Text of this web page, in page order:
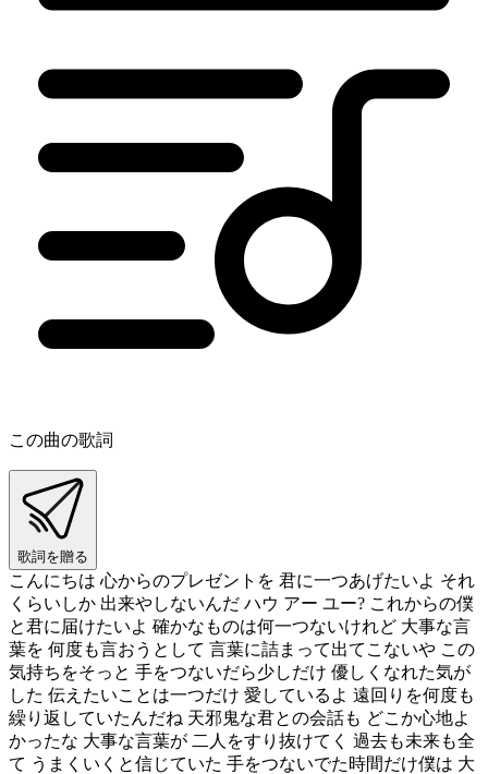
この曲の歌詞
歌詞を贈る
こんにちは 心からのプレゼントを 君に一つあげたいよ それ
くらいしか 出来やしないんだ ハウ アー ユー? これからの僕
と君に届けたいよ 確かなものは何一つないけれど 大事な言
葉を 何度も言おうとして 言葉に詰まって出てこないや この
気持ちをそっと 手をつないだら少しだけ 優しくなれた気が
した 伝えたいことは一つだけ 愛しているよ 遠回りを何度も
繰り返していたんだね 天邪鬼な君との会話も どこか心地よ
かったな 大事な言葉が 二人をすり抜けてく 過去も未来も全
て うまくいくと信じていた 手をつないでた時間だけ僕は 大